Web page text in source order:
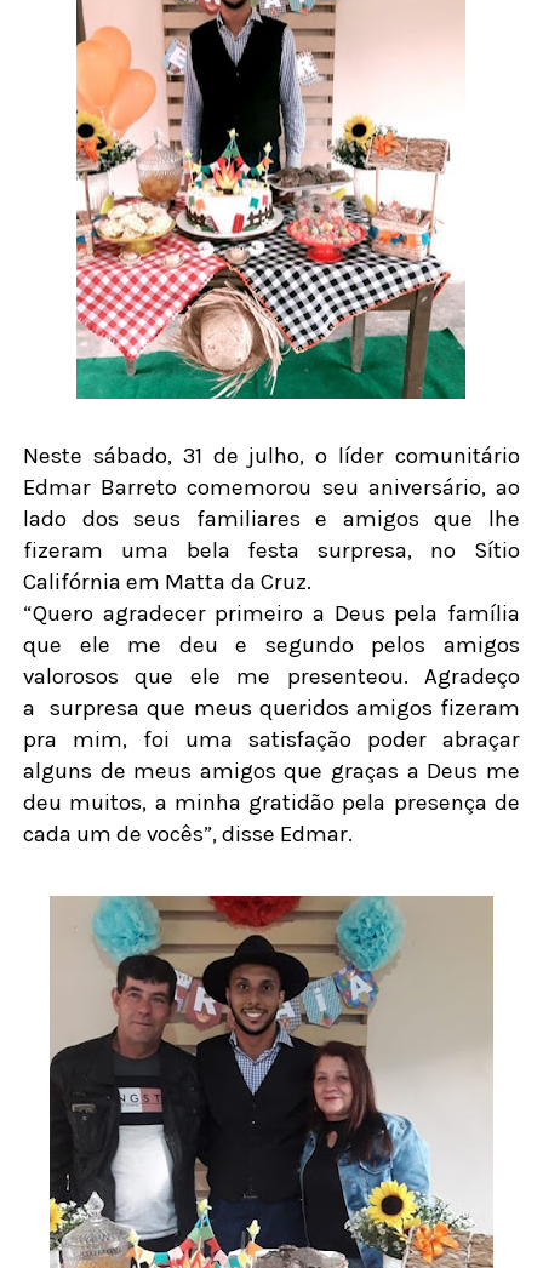
Neste sábado, 31 de julho, o líder comunitário
Edmar Barreto comemorou seu aniversário, ao
lado dos seus familiares e amigos que lhe
fizeram uma bela festa surpresa, no Sítio
Califórnia em Matta da Cruz.
“Quero agradecer primeiro a Deus pela família
que ele me deu e segundo pelos amigos
valorosos que ele me presenteou. Agradeço
a surpresa que meus queridos amigos fizeram
pra mim, foi uma satisfação poder abraçar
alguns de meus amigos que graças a Deus me
deu muitos, a minha gratidão pela presença de
cada um de vocês”, disse Edmar.